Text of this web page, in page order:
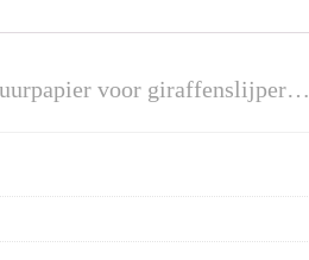
voor giraffenslijper…